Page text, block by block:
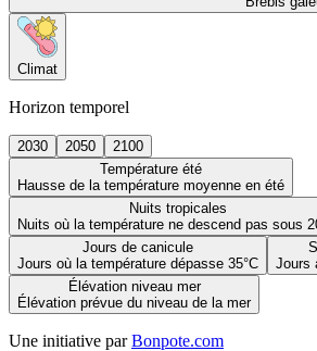
Climat
Horizon temporel
2030 2050
2100
Température été
Hausse de la température moyenne en été
Nuits tropicales
Nuits où la température ne descend pas sous
Jours de canicule
Jours où la température dépasse 35°C
Jours
Élévation niveau mer
Élévation prévue du niveau de la mer
Une initiative par Bonpote.com